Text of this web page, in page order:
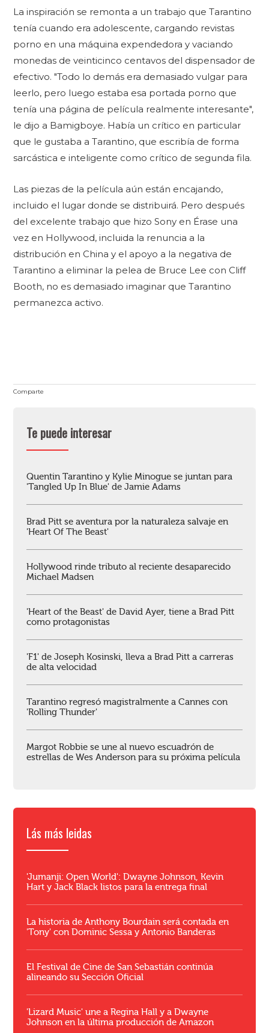
La inspiración se remonta a un trabajo que Tarantino
tenía cuando era adolescente, cargando revistas
porno en una máquina expendedora y vaciando
monedas de veinticinco centavos del dispensador de
efectivo. "Todo lo demás era demasiado vulgar para
leerlo, pero luego estaba esa portada porno que
tenía una página de película realmente interesante",
le dijo a Bamigboye. Había un crítico en particular
que le gustaba a Tarantino, que escribía de forma
sarcástica e inteligente como crítico de segunda fila.
Las piezas de la película aún están encajando,
incluido el lugar donde se distribuirá. Pero después
del excelente trabajo que hizo Sony en Érase una
vez en Hollywood, incluida la renuncia a la
distribución en China y el apoyo a la negativa de
Tarantino a eliminar la pelea de Bruce Lee con Cliff
Booth, no es demasiado imaginar que Tarantino
permanezca activo.
Comparte
Te puede interesar
Quentin Tarantino y Kylie Minogue se juntan para
'Tangled Up In Blue' de Jamie Adams
Brad Pitt se aventura por la naturaleza salvaje en
'Heart Of The Beast'
Hollywood rinde tributo al reciente desaparecido
Michael Madsen
'Heart of the Beast' de David Ayer, tiene a Brad Pitt
como protagonistas
'F1' de Joseph Kosinski, lleva a Brad Pitt a carreras
de alta velocidad
Tarantino regresó magistralmente a Cannes con
'Rolling Thunder'
Margot Robbie se une al nuevo escuadrón de
estrellas de Wes Anderson para su próxima película
Lás más leidas
'Jumanji: Open World': Dwayne Johnson, Kevin
Hart y Jack Black listos para la entrega final
La historia de Anthony Bourdain será contada en
'Tony' con Dominic Sessa y Antonio Banderas
El Festival de Cine de San Sebastián continúa
alineando su Sección Oficial
'Lizard Music' une a Regina Hall y a Dwayne
Johnson en la última producción de Amazon